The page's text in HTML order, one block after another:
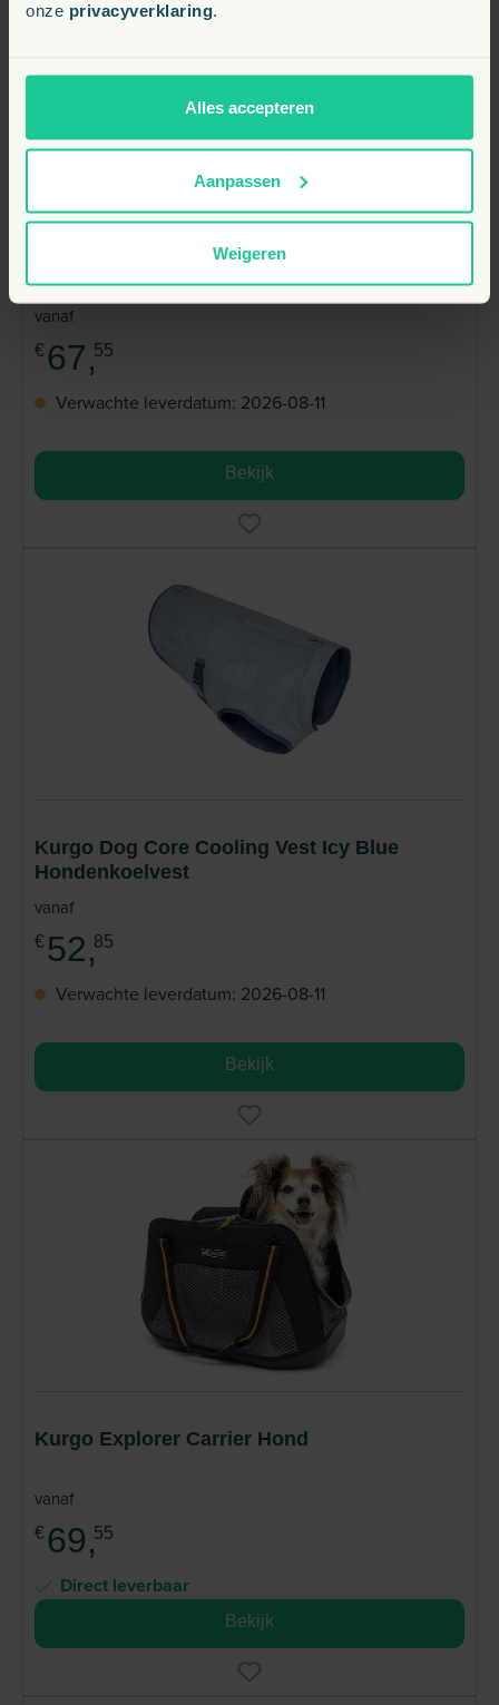
onze privacyverklaring.
Alles accepteren
Aanpassen
Weigeren
Kurgo Baxter Backpack Chili/Barn Red
vanaf
€ 67,55
Verwachte leverdatum: 2026-08-11
Bekijk
Kurgo Dog Core Cooling Vest Icy Blue
Hondenkoelvest
vanaf
€ 52,85
Verwachte leverdatum: 2026-08-11
Bekijk
Kurgo Explorer Carrier Hond
vanaf
€ 69,55
Direct leverbaar
Bekijk